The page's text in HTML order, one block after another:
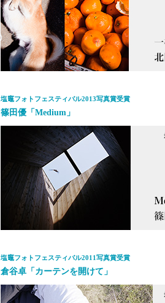
塩竈フォトフェスティバル2013写真賞受賞
篠田優「Medium」
塩竈フォトフェスティバル2011写真賞受賞
倉谷卓「カーテンを開けて」